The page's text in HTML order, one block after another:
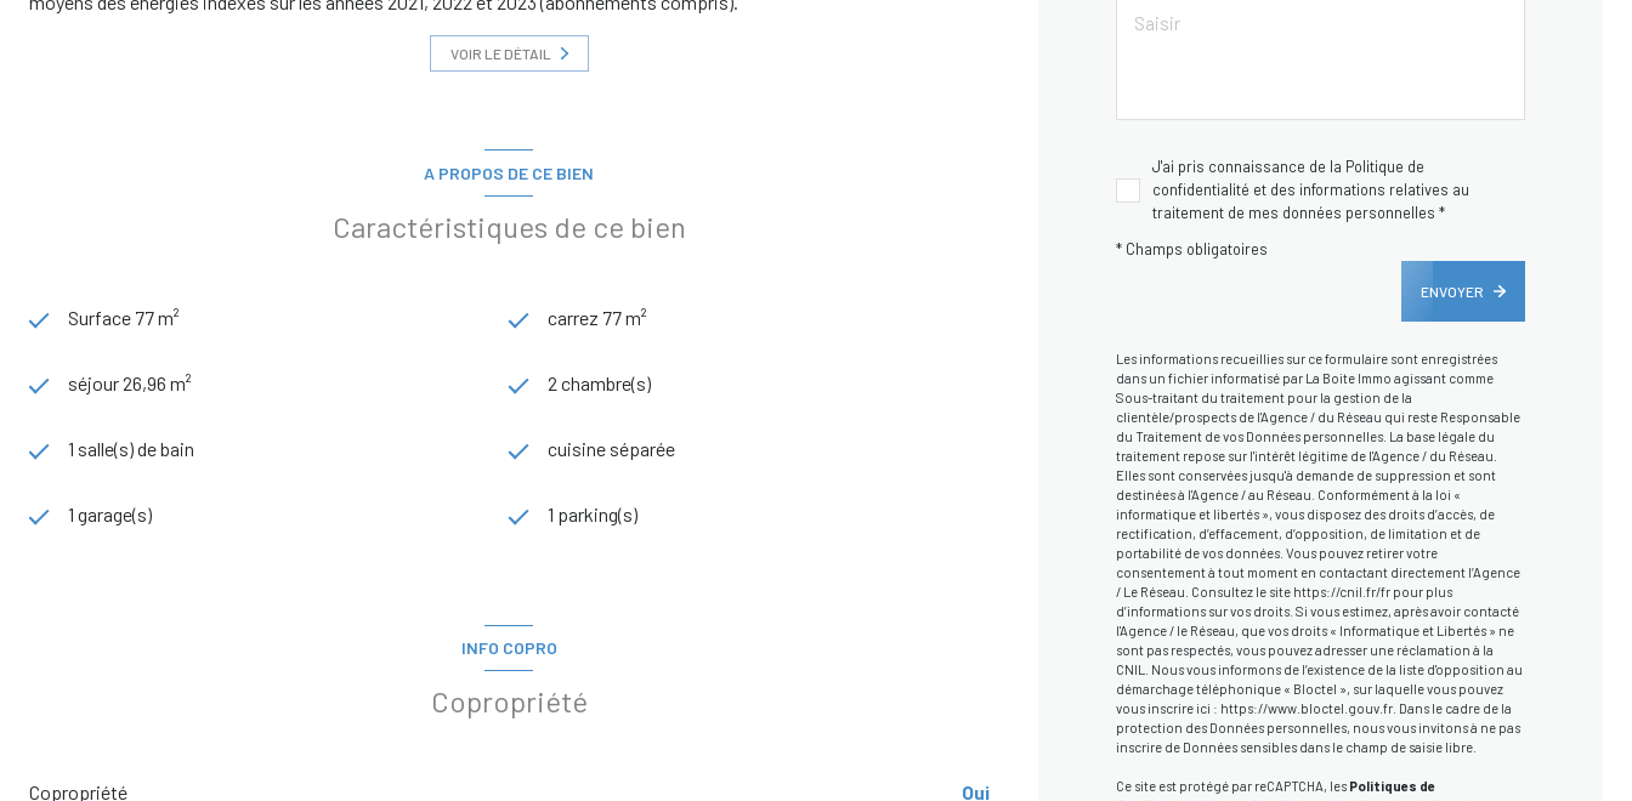
VOIR LE DÉTAIL
A PROPOS DE CE BIEN
Caractéristiques de ce bien
Surface 77 m² carrez 77 m²
séjour 26,96 m² 2 chambre(s)
1 salle(s) de bain cuisine séparée
1 garage(s) 1 parking(s)
INFO COPRO
Copropriété
Copropriété Oui
J'ai pris connaissance de la Politique de
confidentialité et des informations relatives au
traitement de mes données personnelles *
* Champs obligatoires
ENVOYER
Les informations recueillies sur ce formulaire sont enregistrées
dans un fichier informatisé par La Boite Immo agissant comme
Sous-traitant du traitement pour la gestion de la
clientèle/prospects de l'Agence / du Réseau qui reste Responsable
du Traitement de vos Données personnelles. La base légale du
traitement repose sur l'intérêt légitime de l'Agence / du Réseau.
Elles sont conservées jusqu'à demande de suppression et sont
destinées à l'Agence / au Réseau. Conformément à la loi «
informatique et libertés », vous disposez des droits d’accès, de
rectification, d’effacement, d’opposition, de limitation et de
portabilité de vos données. Vous pouvez retirer votre
consentement à tout moment en contactant directement l’Agence
/ Le Réseau. Consultez le site https://cnil.fr/frpour plus
d’informations sur vos droits. Si vous estimez, après avoir contacté
l'Agence / le Réseau, que vos droits « Informatique et Libertés » ne
sont pas respectés, vous pouvez adresser une réclamation à la
CNIL. Nous vous informons de l’existence de la liste d'opposition au
démarchage téléphonique « Bloctel », sur laquelle vous pouvez
vous inscrire ici : https://www.bloctel.gouv.fr. Dans le cadre de la
protection des Données personnelles, nous vous invitons à ne pas
inscrire de Données sensibles dans le champ de saisie libre.
Ce site est protégé par reCAPTCHA, lesPolitiques de